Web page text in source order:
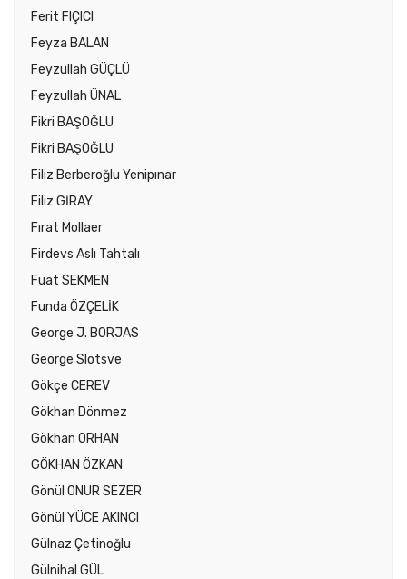
Ferit FIÇICI
Feyza BALAN
Feyzullah GÜÇLÜ
Feyzullah ÜNAL
Fikri BAŞOĞLU
Fikri BAŞOĞLU
Filiz Berberoğlu Yenipınar
Filiz GİRAY
Fırat Mollaer
Firdevs Aslı Tahtalı
Fuat SEKMEN
Funda ÖZÇELİK
George J. BORJAS
George Slotsve
Gökçe CEREV
Gökhan Dönmez
Gökhan ORHAN
GÖKHAN ÖZKAN
Gönül ONUR SEZER
Gönül YÜCE AKINCI
Gülnaz Çetinoğlu
Gülnihal GÜL